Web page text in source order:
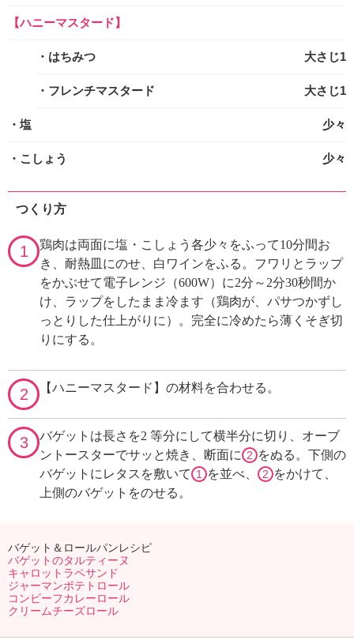
【ハニーマスタード】
・はちみつ 大さじ1
・フレンチマスタード 大さじ1
・塩 少々
・こしょう 少々
つくり方
1
鶏肉は両面に塩・こしょう各少々をふって10分間お
き、耐熱皿にのせ、白ワインをふる。フワリとラップ
をかぶせて電子レンジ（600W）に2分～2分30秒間か
け、ラップをしたまま冷ます（鶏肉が、パサつかずし
っとりした仕上がりに）。完全に冷めたら薄くそぎ切
りにする。
2 【ハニーマスタード】の材料を合わせる。
3
バゲットは長さを2 等分にして横半分に切り、オーブ
ントースターでサッと焼き、断面に 2 をぬる。下側の
バゲットにレタスを敷いて 1 を並べ、 2 をかけて、
上側のバゲットをのせる。
バゲット＆ロールパンレシピ
バゲットのタルティーヌ
キャロットラペサンド
ジャーマンポテトロール
コンビーフカレーロール
クリームチーズロール